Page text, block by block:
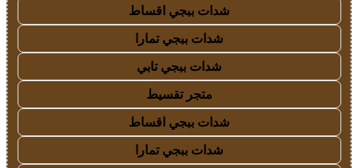
شدات ببجي اقساط
شدات ببجي تمارا
شدات ببجي تابي
متجر تقسيط
شدات ببجي اقساط
شدات ببجي تمارا